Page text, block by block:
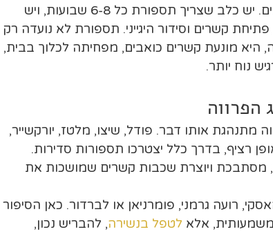
זו בדיוק הנקודה שמבלבלת הרבה בעלי כלבים. יש כלב שצריך תספורת כל 6-8 שבועות, ויש
קשרים וסידור היגייני. תספורת לא נועדה רק
היא מונעת קשרים כואבים, מפחיתה לכלוך בבית,
נוח יותר.
הפרווה
מתנהגת אותו דבר. פודל, שיצו, מלטז, יורקשייר,
רציף, בדרך כלל יצטרכו תספורות סדירות.
מסתבכת ויוצרת שכבות קשרים שמושכות את
רועה גרמני, פומרניאן או לברדור. כאן הסיפור
אלא לטפל בנשירה, להבריש נכון,